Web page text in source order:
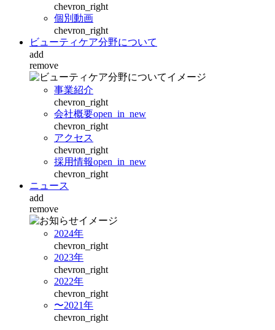
chevron_right
個別動画
chevron_right
ビューティケア分野について
add
remove
事業紹介
chevron_right
会社概要open_in_new
chevron_right
アクセス
chevron_right
採用情報open_in_new
chevron_right
ニュース
add
remove
2024年
chevron_right
2023年
chevron_right
2022年
chevron_right
〜2021年
chevron_right